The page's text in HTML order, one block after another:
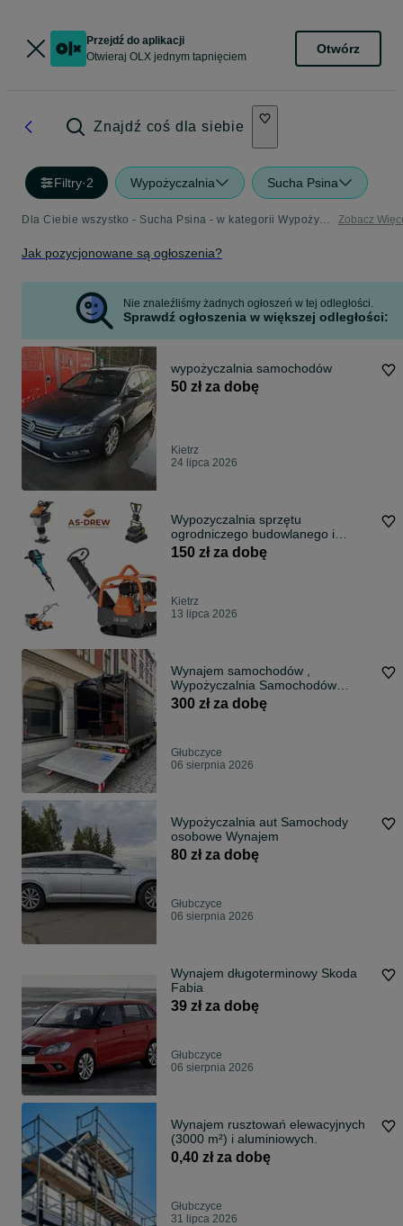
Przejdź do aplikacji
Otwieraj OLX jednym tapnięciem
Otwórz
Znajdź coś dla siebie
Filtry·2 Wypożyczalnia Sucha Psina
Dla Ciebie wszystko - Sucha Psina - w kategorii Wypożyczalnia Zobacz
Jak pozycjonowane są ogłoszenia?
Nie znaleźliśmy żadnych ogłoszeń w tej odległości.
Sprawdź ogłoszenia w większej odległości:
wypożyczalnia samochodów
50 zł za dobę
Kietrz
24 lipca 2026
Wypozyczalnia sprzętu
ogrodniczego budowlanego i
elektronarzędzi
150 zł za dobę
Kietrz
13 lipca 2026
Wynajem samochodów ,
Wypożyczalnia Samochodów
DOstawczych, Wynajem aut
300 zł za dobę
Głubczyce
06 sierpnia 2026
Wypożyczalnia aut Samochody
osobowe Wynajem
80 zł za dobę
Głubczyce
06 sierpnia 2026
Wynajem długoterminowy Skoda
Fabia
39 zł za dobę
Głubczyce
06 sierpnia 2026
Wynajem rusztowań elewacyjnych
(3000 m²) i aluminiowych.
0,40 zł za dobę
Głubczyce
31 lipca 2026